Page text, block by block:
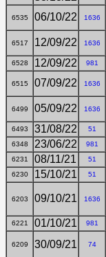
6535 06/10/22 1636
6517 12/09/22 1636
6528 12/09/22 981
6515 07/09/22 1636
6499 05/09/22 1636
6493 31/08/22 51
6348 23/06/22 981
6231 08/11/21 51
6230 15/10/21 51
6203 09/10/21 1636
6221 01/10/21 981
6209 30/09/21 74